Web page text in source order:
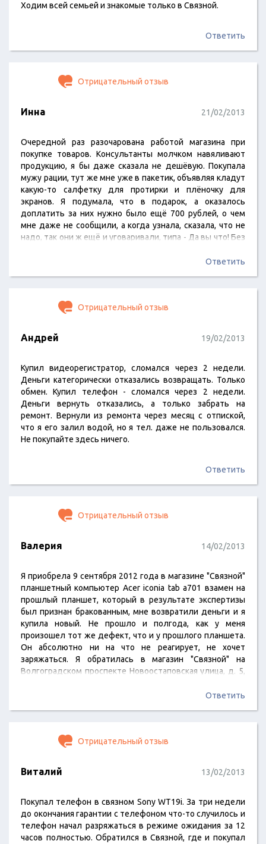
Ходим всей семьей и знакомые только в Связной.
Ответить
Отрицательный отзыв
Инна 21/02/2013
Очередной раз разочарована работой магазина при
покупке товаров. Консультанты молчком навяливают
продукцию, я бы даже сказала не дешёвую. Покупала
мужу рации, тут же мне уже в пакетик, объявляя кладут
какую-то салфетку для протирки и плёночку для
экранов. Я подумала, что в подарок, а оказалось
доплатить за них нужно было ещё 700 рублей, о чем
мне даже не сообщили, а когда узнала, сказала, что не
надо, так они ж ещё и уговаривали, типа - Да вы что! Без
себя какой-то неряхой при других покупателях.
Ответить
Отрицательный отзыв
Андрей 19/02/2013
Купил видеорегистратор, сломался через 2 недели.
Деньги категорически отказались возвращать. Только
обмен. Купил телефон - сломался через 2 недели.
Деньги вернуть отказались, а только забрать на
ремонт. Вернули из ремонта через месяц с отпиской,
что я его залил водой, но я тел. даже не пользовался.
Не покупайте здесь ничего.
Ответить
Отрицательный отзыв
Валерия 14/02/2013
Я приобрела 9 сентября 2012 года в магазине "Связной"
планшетный компьютер Acer iconia tab a701 взамен на
прошлый планшет, который в результате экспертизы
был признан бракованным, мне возвратили деньги и я
купила новый. Не прошло и полгода, как у меня
произошел тот же дефект, что и у прошлого планшета.
Он абсолютно ни на что не реагирует, не хочет
заряжаться. Я обратилась в магазин "Связной" на
Волгоградском проспекте Новоостаповская улица, д. 5,
мне ответили, что я могу произвести обмен, возврат
Ответить
Отрицательный отзыв
Виталий 13/02/2013
Покупал телефон в связном Sony WT19i. За три недели
до окончания гарантии с телефоном что-то случилось и
телефон начал разряжаться в режиме ожидания за 12
часов полностью. Обратился в Связной, где и покупал